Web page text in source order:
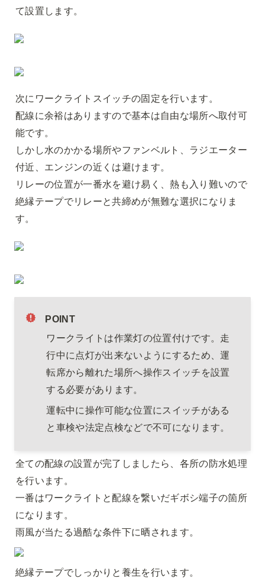
て設置します。
次にワークライトスイッチの固定を行います。
配線に余裕はありますので基本は自由な場所へ取付可
能です。
しかし水のかかる場所やファンベルト、ラジエーター
付近、エンジンの近くは避けます。
リレーの位置が一番水を避け易く、熱も入り難いので
絶縁テープでリレーと共締めが無難な選択になりま
す。
POINT
ワークライトは作業灯の位置付けです。走
行中に点灯が出来ないようにするため、運
転席から離れた場所へ操作スイッチを設置
する必要があります。
運転中に操作可能な位置にスイッチがある
と車検や法定点検などで不可になります。
全ての配線の設置が完了しましたら、各所の防水処理
を行います。
一番はワークライトと配線を繋いだギボシ端子の箇所
になります。
雨風が当たる過酷な条件下に晒されます。
絶縁テープでしっかりと養生を行います。